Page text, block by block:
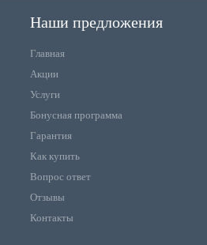
Наши предложения
Главная
Акции
Услуги
Бонусная программа
Гарантия
Как купить
Вопрос ответ
Отзывы
Контакты